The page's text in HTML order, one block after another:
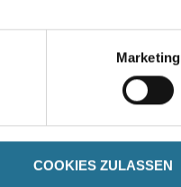
Marketing
COOKIES ZULASSEN
DATENBLÄTTER